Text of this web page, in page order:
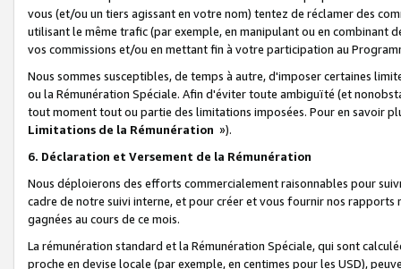
vous (et/ou un tiers agissant en votre nom) tentez de réclamer des
utilisant le même trafic (par exemple, en manipulant ou en combinant
vos commissions et/ou en mettant fin à votre participation au
Nous sommes susceptibles, de temps à autre, d'imposer certaines
ou la Rémunération Spéciale. Afin d'éviter toute ambiguïté (et
tout moment tout ou partie des limitations imposées. Pour en savoir
Limitations de la Rémunération »).
6. Déclaration et Versement de la Rémunération
Nous déploierons des efforts commercialement raisonnables pour
cadre de notre suivi interne, et pour créer et vous fournir nos
gagnées au cours de ce mois.
La rémunération standard et la Rémunération Spéciale, qui sont
proche en devise locale (par exemple, en centimes pour les USD),